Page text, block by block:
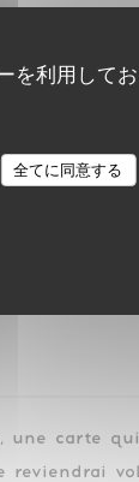
を利用して
全てに同意する
une carte
reviendrai